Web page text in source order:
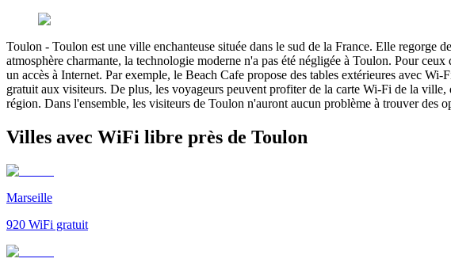
Toulon - Toulon est une ville enchanteuse située dans le sud de la France. Elle regorge
atmosphère charmante, la technologie moderne n'a pas été négligée à Toulon. Pour
un accès à Internet. Par exemple, le Beach Cafe propose des tables extérieures avec
gratuit aux visiteurs. De plus, les voyageurs peuvent profiter de la carte Wi-Fi de la
région. Dans l'ensemble, les visiteurs de Toulon n'auront aucun problème à trouver des
Villes avec WiFi libre près de Toulon
Marseille
920 WiFi gratuit